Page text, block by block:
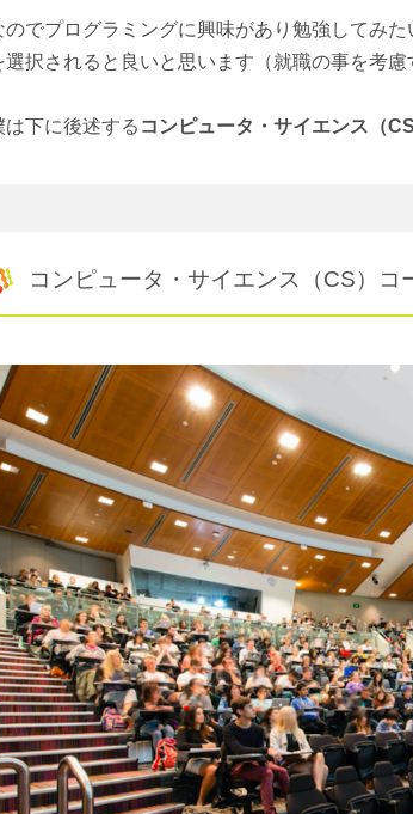
のでプログラミングに興味があり勉強してみ
選択されると良いと思います（就職の事を考
は下に後述する コンピュータ・サイエンス（CS
コンピュータ・サイエンス（CS）コ